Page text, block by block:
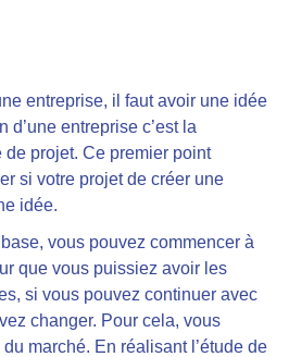
entreprise, il faut avoir une idée
d’une entreprise c’est la
de projet. Ce premier point
si votre projet de créer une
idée.
vous pouvez commencer à
que vous puissiez avoir les
si vous pouvez continuer avec
changer. Pour cela, vous
marché. En réalisant l’étude de